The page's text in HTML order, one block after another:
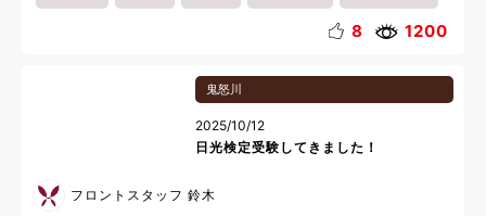
8 1200
鬼怒川
2025/10/12
日光検定受験してきました！
フロントスタッフ 鈴木